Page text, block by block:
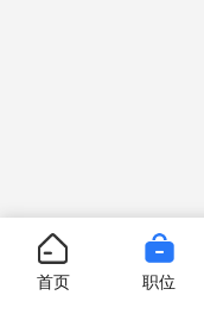
首页 职位